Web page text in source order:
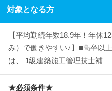
対象となる方
【平均勤続年数18.9年！年休
み）で働きやすい♪】■高卒以
は、 1級建築施工管理技士補
★必須条件★